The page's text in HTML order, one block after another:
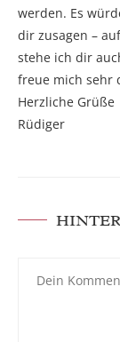
werden. Es
dir zusagen –
stehe ich dir
freue mich sehr
Herzliche Grüße
Rüdiger